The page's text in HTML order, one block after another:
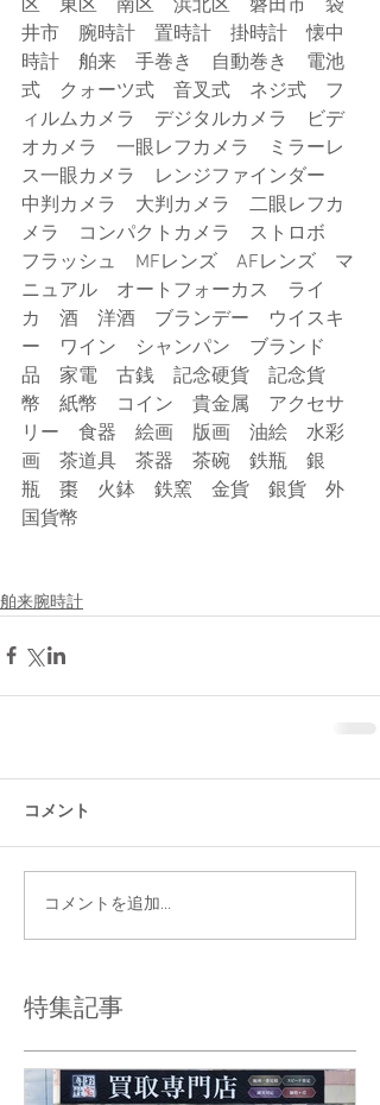
区　東区　南区　浜北区　磐田市　袋
井市　腕時計　置時計　掛時計　懐中
時計　舶来　手巻き　自動巻き　電池
式　クォーツ式　音叉式　ネジ式　フ
ィルムカメラ　デジタルカメラ　ビデ
オカメラ　一眼レフカメラ　ミラーレ
ス一眼カメラ　レンジファインダー
中判カメラ　大判カメラ　二眼レフカ
メラ　コンパクトカメラ　ストロボ
フラッシュ　MFレンズ　AFレンズ　マ
ニュアル　オートフォーカス　ライ
カ　酒　洋酒　ブランデー　ウイスキ
ー　ワイン　シャンパン　ブランド
品　家電　古銭　記念硬貨　記念貨
幣　紙幣　コイン　貴金属　アクセサ
リー　食器　絵画　版画　油絵　水彩
画　茶道具　茶器　茶碗　鉄瓶　銀
瓶　棗　火鉢　鉄窯　金貨　銀貨　外
国貨幣
舶来腕時計
コメント
コメントを追加…
特集記事